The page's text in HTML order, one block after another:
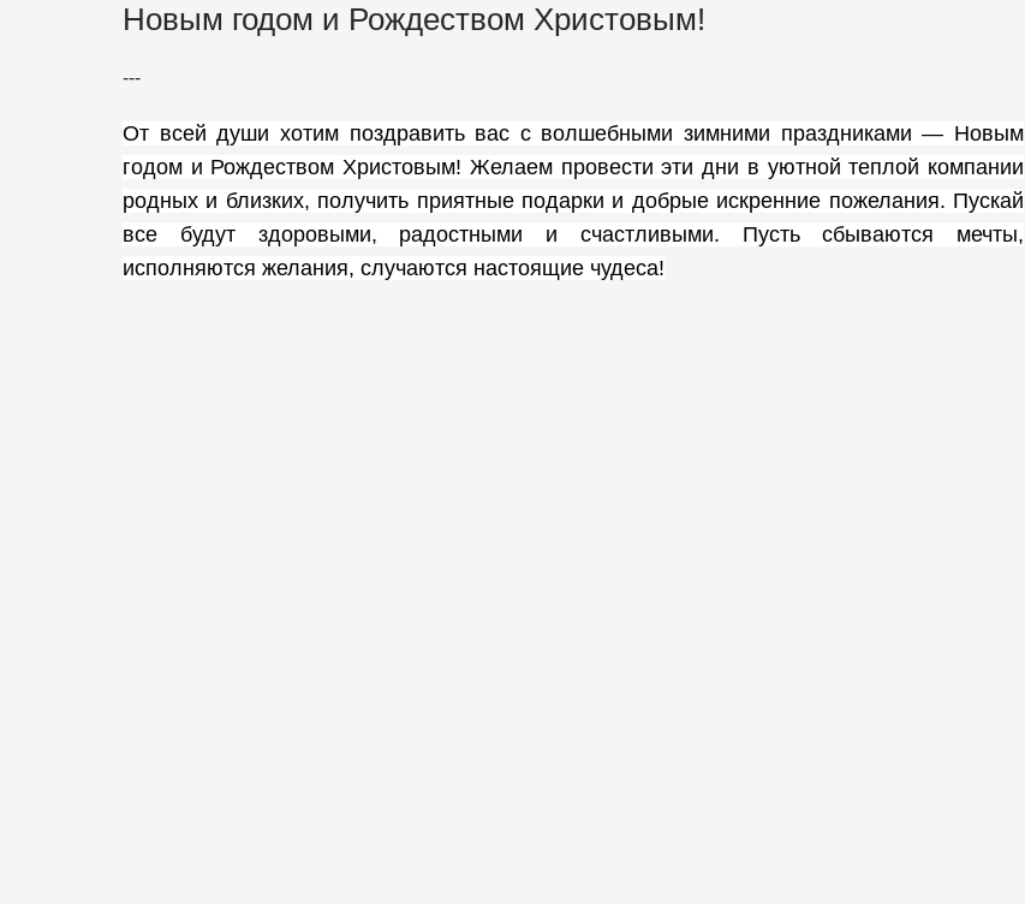
Новым годом и Рождеством Христовым!
---
От всей души хотим поздравить вас с волшебными зимними праздниками — Новым
годом и Рождеством Христовым! Желаем провести эти дни в уютной теплой компании
родных и близких, получить приятные подарки и добрые искренние пожелания. Пускай
все будут здоровыми, радостными и счастливыми. Пусть сбываются мечты,
исполняются желания, случаются настоящие чудеса!